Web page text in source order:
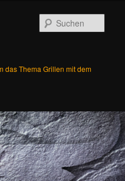
das Thema Grillen mit dem